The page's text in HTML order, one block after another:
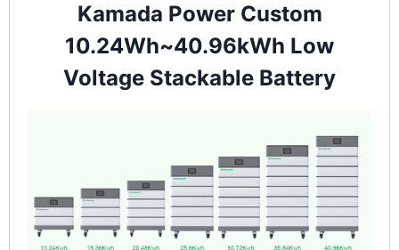
Kamada Power Custom
10.24Wh~40.96kWh Low
Voltage Stackable Battery